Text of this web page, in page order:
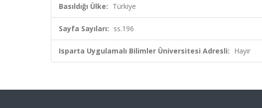
Basıldığı Ülke: Türkiye
Sayfa Sayıları: ss.196
Isparta Uygulamalı Bilimler Üniversitesi Adresli: Hayır